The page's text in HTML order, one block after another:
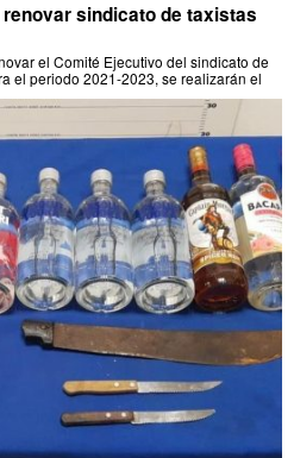
sindicato de taxistas
el Comité Ejecutivo del sindicato de
el periodo 2021-2023, se realizarán el